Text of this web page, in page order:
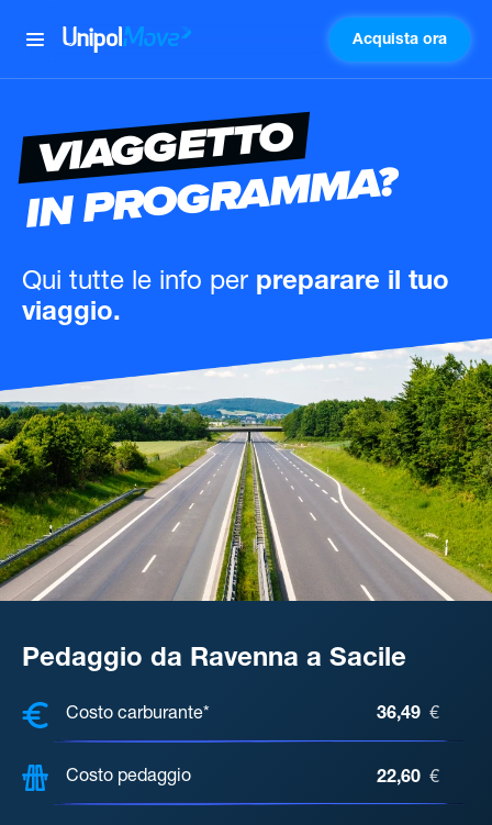
UnipolMove Acquista ora
VIAGGETTO
IN PROGRAMMA?
Qui tutte le info per preparare il tuo
viaggio.
Pedaggio da Ravenna a Sacile
COSTI, DISTANZA, TEMPO DI
Costo carburante* 36,49 €
Costo pedaggio 22,60 €